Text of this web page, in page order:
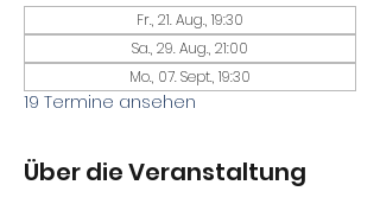
Fr., 21. Aug., 19:30
Sa., 29. Aug., 21:00
Mo., 07. Sept., 19:30
19 Termine ansehen
Über die Veranstaltung